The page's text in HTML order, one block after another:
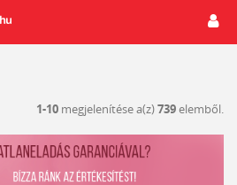
1-10 megjelenítése a(z)739elemből.